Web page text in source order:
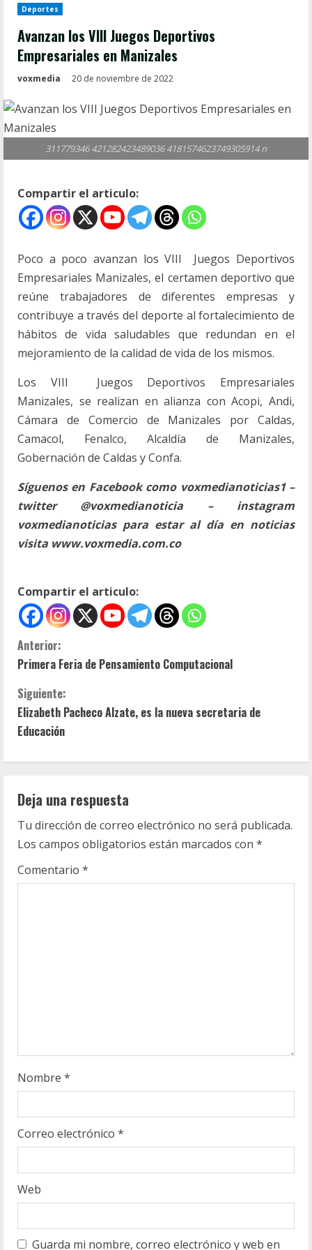
Deportes
Avanzan los VIII Juegos Deportivos
Empresariales en Manizales
voxmedia 20 de noviembre de 2022
311779346 421282423489036 4181574623749305914 n
Compartir el articulo:
Poco a poco avanzan los VIII Juegos Deportivos
Empresariales Manizales, el certamen deportivo que
reúne trabajadores de diferentes empresas y
contribuye a través del deporte al fortalecimiento de
hábitos de vida saludables que redundan en el
mejoramiento de la calidad de vida de los mismos.
Los VIII Juegos Deportivos Empresariales
Manizales, se realizan en alianza con Acopi, Andi,
Cámara de Comercio de Manizales por Caldas,
Camacol, Fenalco, Alcaldía de Manizales,
Gobernación de Caldas y Confa.
Síguenos en Facebook como voxmedianoticias1 –
twitter @voxmedianoticia – instagram
voxmedianoticias para estar al día en noticias
visita www.voxmedia.com.co
Compartir el articulo:
S
i
g
u
e
l
e
y
e
Anterior:
Primera Feria de Pensamiento Computacional
Siguiente:
Elizabeth Pacheco Alzate, es la nueva secretaria de
Educación
Deja una respuesta
Tu dirección de correo electrónico no será publicada.
Los campos obligatorios están marcados con *
Comentario *
Nombre *
Correo electrónico *
Web
Guarda mi nombre, correo electrónico y web en